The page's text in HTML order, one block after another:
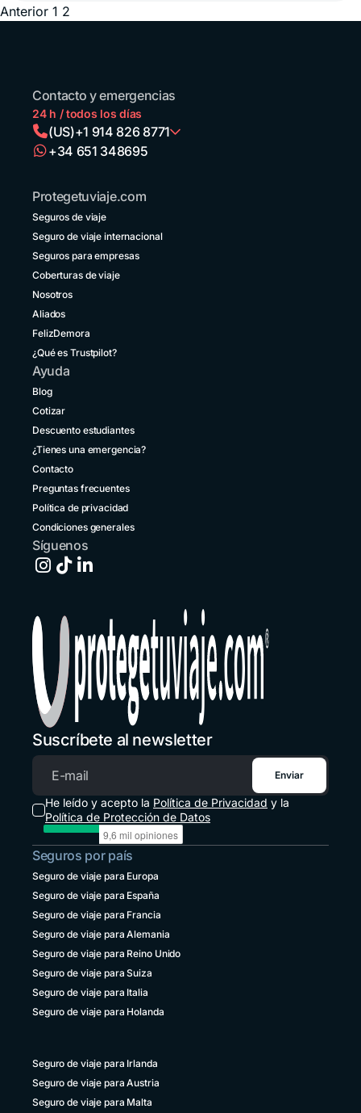
Posts
Anterior 1 2
Contacto y emergencias
24 h / todos los días
(US)+1 914 826 8771
Bolivia
+591 5 50701249
Brasil
Canadá
+1 833 2223287
Chile
+56 2 3210 3154
Colombia
Costa Rica
+1 914 826 8771
Ecuador
+593 1800 001516
El Salvador
España
Estados Unidos
+1 914 826 8771
Guatemala
+502 2 3141396
Honduras
+1 914 826 8771
México
Panamá
+507 833 7978
Paraguay
+595 21 2380238
Perú
+51 1 6449164
República Dominicana
Uruguay
+598 4 135983937
+34 651 348695
Protegetuviaje.com
Seguros de viaje
Seguro de viaje internacional
Seguros para empresas
Coberturas de viaje
Nosotros
Aliados
FelizDemora
¿Qué es Trustpilot?
Ayuda
Blog
Cotizar
Descuento estudiantes
¿Tienes una emergencia?
Contacto
Preguntas frecuentes
Política de privacidad
Condiciones generales
Síguenos
Suscríbete al newsletter
Correo electrónico
Enviar
He leído y acepto la Política de Privacidad y la
Política de Protección de Datos
Seguros por país
Seguro de viaje para Europa
Seguro de viaje para España
Seguro de viaje para Francia
Seguro de viaje para Alemania
Seguro de viaje para Reino Unido
Seguro de viaje para Suiza
Seguro de viaje para Italia
Seguro de viaje para Holanda
Seguro de viaje para Irlanda
Seguro de viaje para Austria
Seguro de viaje para Malta